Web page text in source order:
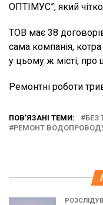
ОПТІМУС”, який
ТОВ має 38
сама компанія,
у цьому ж місті,
Ремонтні роботи
ПОВ’ЯЗАНІ ТЕМИ: БЕЗ
РЕМОНТ